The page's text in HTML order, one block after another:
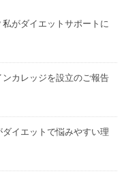
がダイエットサポートに
カレッジを設立のご報告
イエットで悩みやすい理